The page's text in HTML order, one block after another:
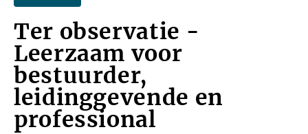
Ter observatie -
Leerzaam voor
bestuurder,
leidinggevende en
professional